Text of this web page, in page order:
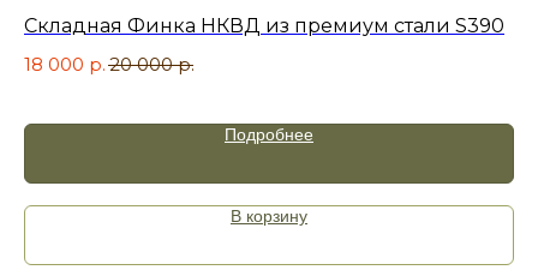
Складная Финка НКВД из премиум стали S390
18 000 р. 20 000 р.
Подробнее
В корзину
Я принимаюполитику
конфиденциальности.
Отправить